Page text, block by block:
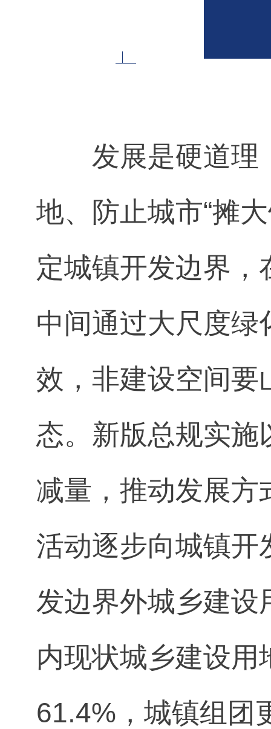
发展是硬道理
地、防止城市“摊
定城镇开发边界
中间通过大尺度绿
效，非建设空间要
态。新版总规实施
减量，推动发展方
活动逐步向城镇
发边界外城乡建设
内现状城乡建设
61.4%，城镇组团